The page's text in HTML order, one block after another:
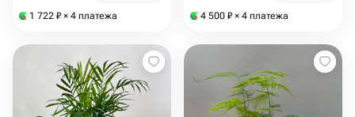
1 722 ₽ × 4 платежа 4 500 ₽ × 4 платежа